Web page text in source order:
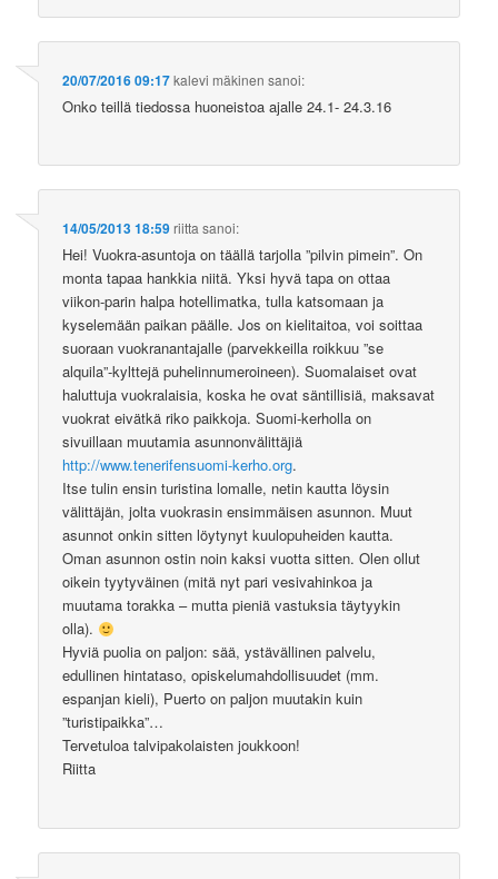
20/07/2016 09:17kalevi mäkinen sanoi:
Onko teillä tiedossa huoneistoa ajalle 24.1- 24.3.16
14/05/2013 18:59riitta sanoi:
Hei! Vuokra-asuntoja on täällä tarjolla ”pilvin pimein”. On
monta tapaa hankkia niitä. Yksi hyvä tapa on ottaa
viikon-parin halpa hotellimatka, tulla katsomaan ja
kyselemään paikan päälle. Jos on kielitaitoa, voi soittaa
suoraan vuokranantajalle (parvekkeilla roikkuu ”se
alquila”-kylttejä puhelinnumeroineen). Suomalaiset ovat
haluttuja vuokralaisia, koska he ovat säntillisiä, maksavat
vuokrat eivätkä riko paikkoja. Suomi-kerholla on
sivuillaan muutamia asunnonvälittäjiä
http://www.tenerifensuomi-kerho.org.
Itse tulin ensin turistina lomalle, netin kautta löysin
välittäjän, jolta vuokrasin ensimmäisen asunnon. Muut
asunnot onkin sitten löytynyt kuulopuheiden kautta.
Oman asunnon ostin noin kaksi vuotta sitten. Olen ollut
oikein tyytyväinen (mitä nyt pari vesivahinkoa ja
muutama torakka – mutta pieniä vastuksia täytyykin
olla).
Hyviä puolia on paljon: sää, ystävällinen palvelu,
edullinen hintataso, opiskelumahdollisuudet (mm.
espanjan kieli), Puerto on paljon muutakin kuin
”turistipaikka”…
Tervetuloa talvipakolaisten joukkoon!
Riitta